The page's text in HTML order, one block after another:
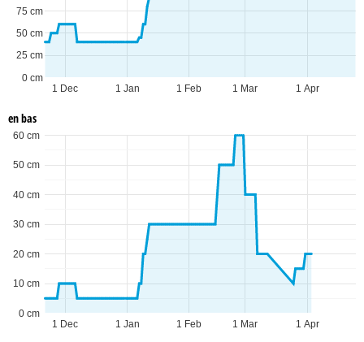
1 Dec 1 Jan 1 Feb 1 Mar 1 Apr
0 cm
25 cm
50 cm
75 cm
en bas
1 Dec 1 Jan 1 Feb 1 Mar 1 Apr
0 cm
10 cm
20 cm
30 cm
40 cm
50 cm
60 cm